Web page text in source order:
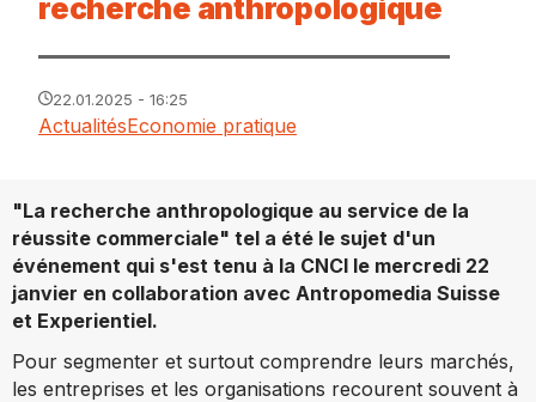
recherche anthropologique
22.01.2025 - 16:25
ActualitésEconomie pratique
"La recherche anthropologique au service de la
réussite commerciale" tel a été le sujet d'un
événement qui s'est tenu à la CNCI le mercredi 22
janvier en collaboration avec Antropomedia Suisse
et Experientiel.
Pour segmenter et surtout comprendre leurs marchés,
les entreprises et les organisations recourent souvent à